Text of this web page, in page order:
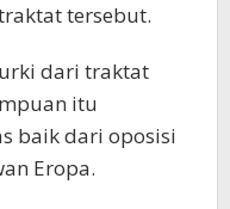
tersebut.
dari traktat
itu
baik dari oposisi
Eropa.